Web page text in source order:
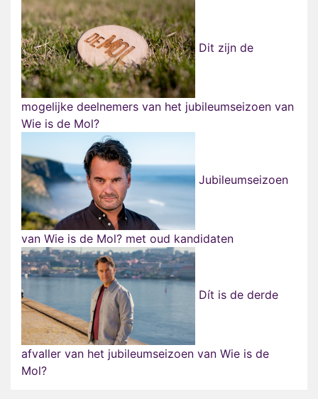
Dit zijn de
mogelijke deelnemers van het jubileumseizoen van
Wie is de Mol?
Jubileumseizoen
van Wie is de Mol? met oud kandidaten
Dít is de derde
afvaller van het jubileumseizoen van Wie is de
Mol?